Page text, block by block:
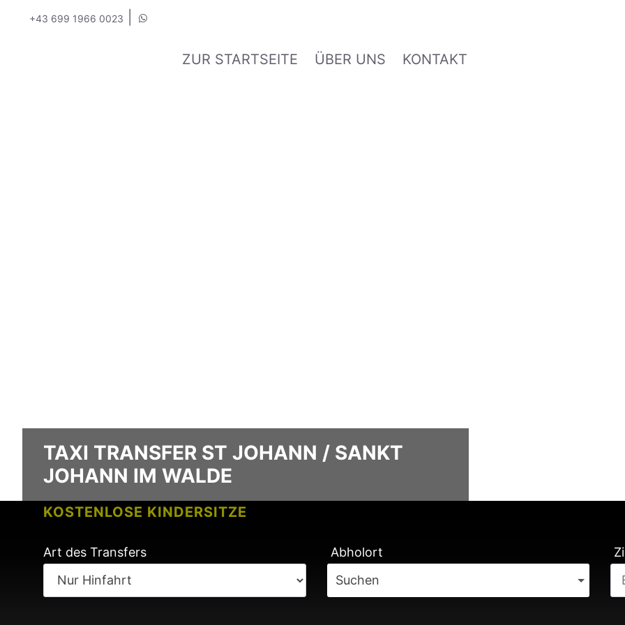
+43 699 1966 0023
ZUR STARTSEITE ÜBER UNS KONTAKT
KOSTENLOSE KINDERSITZE
KEINE GEBÜHREN BEI FLUGVERSPÄTUNG
TAXI TRANSFER ST JOHANN / SANKT
JOHANN IM WALDE
Art des Transfers
Abholort
Suchen